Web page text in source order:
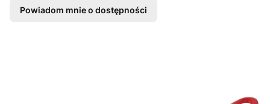
Powiadom mnie o dostępności